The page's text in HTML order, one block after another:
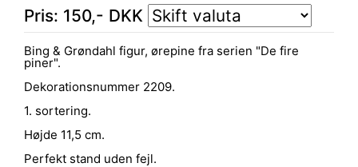
Pris: 150,- DKK
Bing & Grøndahl figur, ørepine fra serien "De fire
piner".
Dekorationsnummer 2209.
1. sortering.
Højde 11,5 cm.
Perfekt stand uden fejl.